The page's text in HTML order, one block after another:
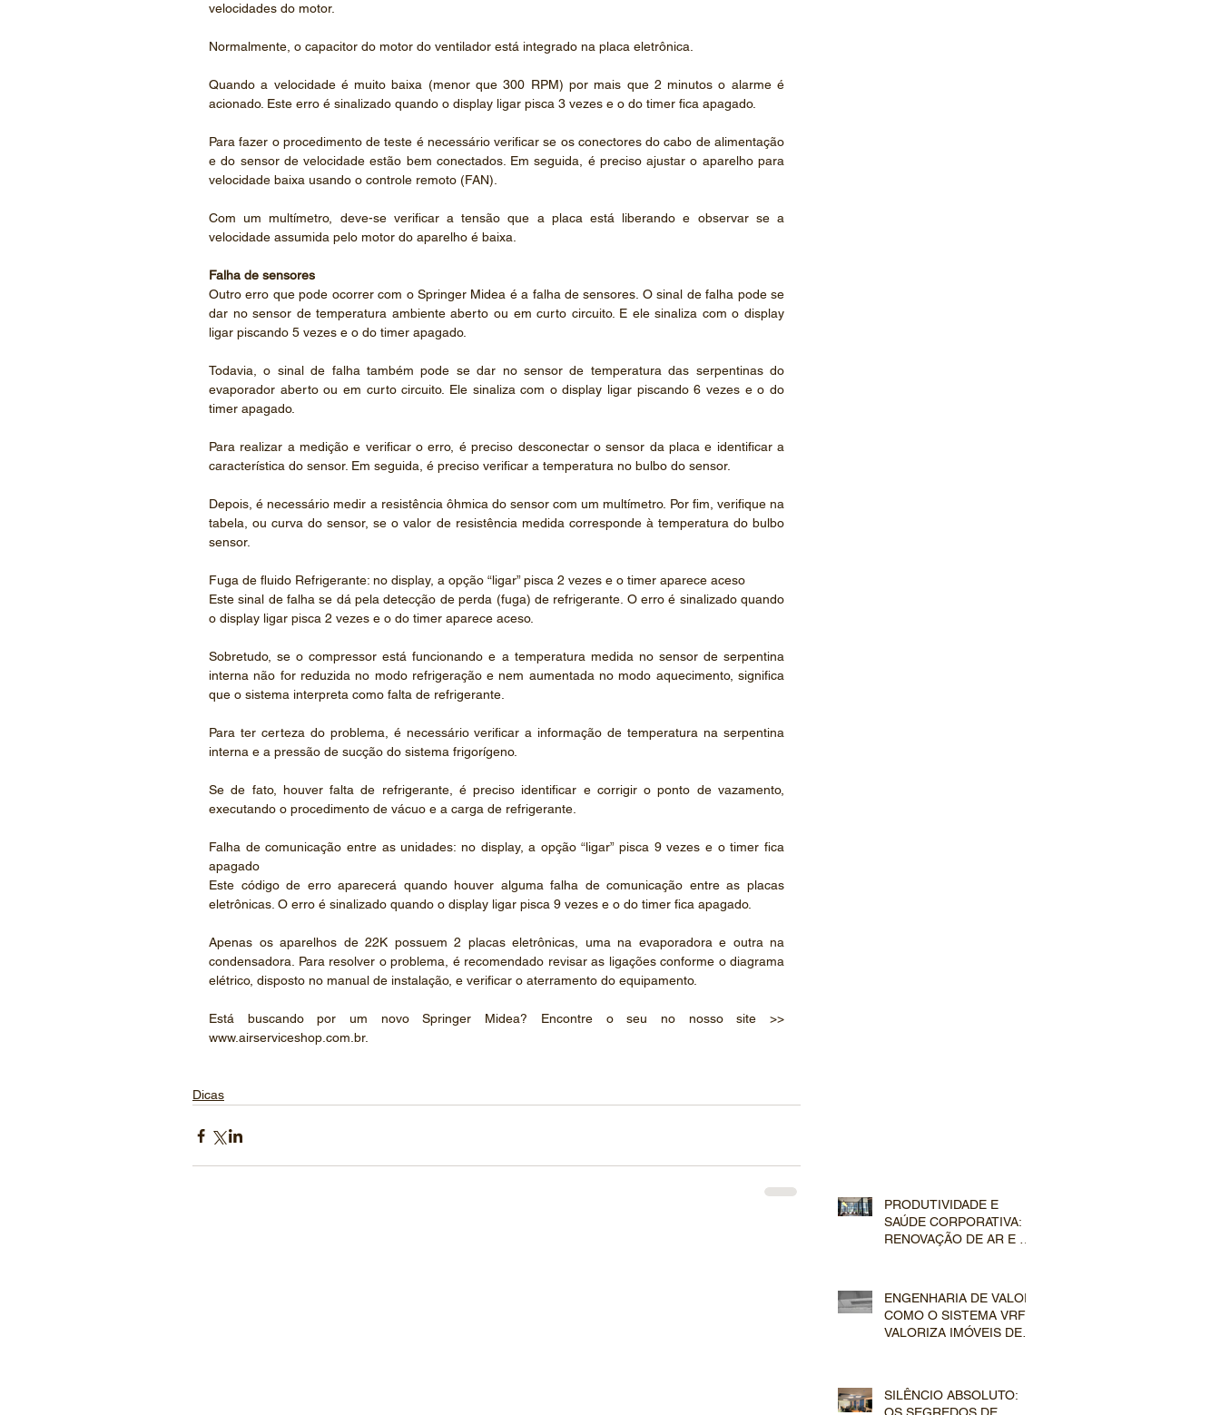
velocidades do motor.
Normalmente, o capacitor do motor do ventilador está integrado na placa eletrônica.
Quando a velocidade é muito baixa (menor que 300 RPM) por mais que 2 minutos o alarme é
acionado. Este erro é sinalizado quando o display ligar pisca 3 vezes e o do timer fica apagado.
Para fazer o procedimento de teste é necessário verificar se os conectores do cabo de alimentação
e do sensor de velocidade estão bem conectados. Em seguida, é preciso ajustar o aparelho para
velocidade baixa usando o controle remoto (FAN).
Com um multímetro, deve-se verificar a tensão que a placa está liberando e observar se a
velocidade assumida pelo motor do aparelho é baixa.
Falha de sensores
Outro erro que pode ocorrer com o Springer Midea é a falha de sensores. O sinal de falha pode se
dar no sensor de temperatura ambiente aberto ou em curto circuito. E ele sinaliza com o display
ligar piscando 5 vezes e o do timer apagado.
Todavia, o sinal de falha também pode se dar no sensor de temperatura das serpentinas do
evaporador aberto ou em curto circuito. Ele sinaliza com o display ligar piscando 6 vezes e o do
timer apagado.
Para realizar a medição e verificar o erro, é preciso desconectar o sensor da placa e identificar a
característica do sensor. Em seguida, é preciso verificar a temperatura no bulbo do sensor.
Depois, é necessário medir a resistência ôhmica do sensor com um multímetro. Por fim, verifique na
tabela, ou curva do sensor, se o valor de resistência medida corresponde à temperatura do bulbo
sensor.
Fuga de fluido Refrigerante: no display, a opção “ligar” pisca 2 vezes e o timer aparece aceso
Este sinal de falha se dá pela detecção de perda (fuga) de refrigerante. O erro é sinalizado quando
o display ligar pisca 2 vezes e o do timer aparece aceso.
Sobretudo, se o compressor está funcionando e a temperatura medida no sensor de serpentina
interna não for reduzida no modo refrigeração e nem aumentada no modo aquecimento, significa
que o sistema interpreta como falta de refrigerante.
Para ter certeza do problema, é necessário verificar a informação de temperatura na serpentina
interna e a pressão de sucção do sistema frigorígeno.
Se de fato, houver falta de refrigerante, é preciso identificar e corrigir o ponto de vazamento,
executando o procedimento de vácuo e a carga de refrigerante.
Falha de comunicação entre as unidades: no display, a opção “ligar” pisca 9 vezes e o timer fica
apagado
Este código de erro aparecerá quando houver alguma falha de comunicação entre as placas
eletrônicas. O erro é sinalizado quando o display ligar pisca 9 vezes e o do timer fica apagado.
Apenas os aparelhos de 22K possuem 2 placas eletrônicas, uma na evaporadora e outra na
condensadora. Para resolver o problema, é recomendado revisar as ligações conforme o diagrama
elétrico, disposto no manual de instalação, e verificar o aterramento do equipamento.
Está buscando por um novo Springer Midea? Encontre o seu no nosso site >>
www.airserviceshop.com.br.
Dicas
PRODUTIVIDADE E
SAÚDE CORPORATIVA: A
RENOVAÇÃO DE AR E A
COMERCIAIS
ENGENHARIA DE VALOR:
COMO O SISTEMA VRF
VALORIZA IMÓVEIS DE
SILÊNCIO ABSOLUTO: